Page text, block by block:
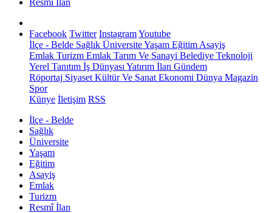
Resmî İlan
Facebook Twitter InstagramYoutube
İlçe - Belde Sağlık ÜniversiteYaşam Eğitim Asayiş
Emlak Turizm Emlak Tarım Ve Sanayi Belediye Teknoloji
Yerel Tanıtım İş Dünyası Yatırım İlan Gündem
Röportaj Siyaset Kültür Ve Sanat Ekonomi Dünya Magazin
Spor
Künye İletişim RSS
İlçe - Belde
Sağlık
Üniversite
Yaşam
Eğitim
Asayiş
Emlak
Turizm
Resmî İlan